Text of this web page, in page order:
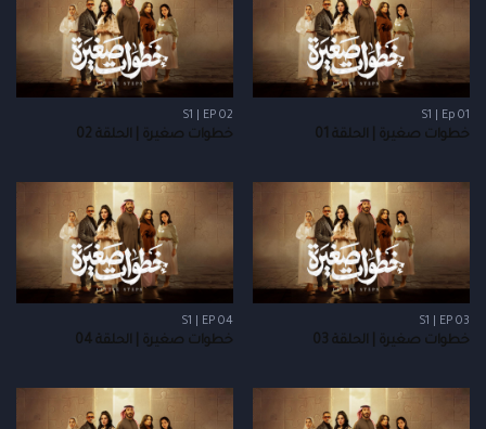
S1 | Ep 01
خطوات صغيرة | الحلقة 01
S1 | EP 02
خطوات صغيرة | الحلقة 02
S1 | EP 03
خطوات صغيرة | الحلقة 03
S1 | EP 04
خطوات صغيرة | الحلقة 04